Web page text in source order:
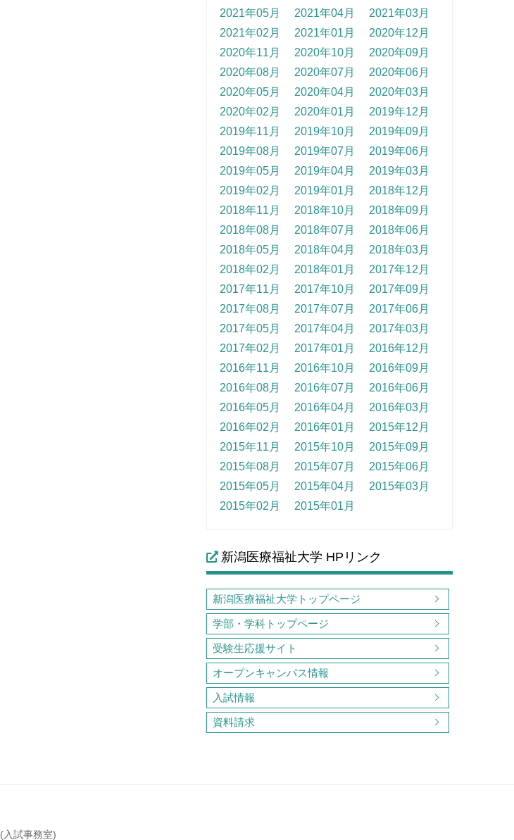
2021年05月
2021年04月
2021年03月
2021年02月
2021年01月
2020年12月
2020年11月
2020年10月
2020年09月
2020年08月
2020年07月
2020年06月
2020年05月
2020年04月
2020年03月
2020年02月
2020年01月
2019年12月
2019年11月
2019年10月
2019年09月
2019年08月
2019年07月
2019年06月
2019年05月
2019年04月
2019年03月
2019年02月
2019年01月
2018年12月
2018年11月
2018年10月
2018年09月
2018年08月
2018年07月
2018年06月
2018年05月
2018年04月
2018年03月
2018年02月
2018年01月
2017年12月
2017年11月
2017年10月
2017年09月
2017年08月
2017年07月
2017年06月
2017年05月
2017年04月
2017年03月
2017年02月
2017年01月
2016年12月
2016年11月
2016年10月
2016年09月
2016年08月
2016年07月
2016年06月
2016年05月
2016年04月
2016年03月
2016年02月
2016年01月
2015年12月
2015年11月
2015年10月
2015年09月
2015年08月
2015年07月
2015年06月
2015年05月
2015年04月
2015年03月
2015年02月
2015年01月
新潟医療福祉大学 HPリンク
新潟医療福祉大学トップページ
学部・学科トップページ
受験生応援サイト
オープンキャンパス情報
入試情報
資料請求
(入試事務室)